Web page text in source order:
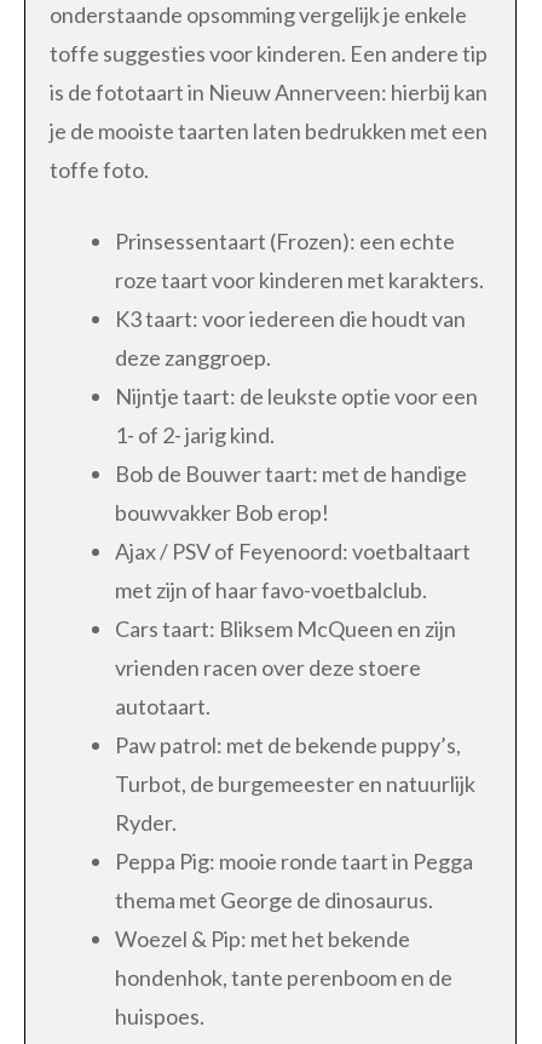
onderstaande opsomming vergelijk je enkele
toffe suggesties voor kinderen. Een andere tip
is de fototaart in Nieuw Annerveen: hierbij kan
je de mooiste taarten laten bedrukken met een
toffe foto.
Prinsessentaart (Frozen): een echte
roze taart voor kinderen met karakters.
K3 taart: voor iedereen die houdt van
deze zanggroep.
Nijntje taart: de leukste optie voor een
1- of 2- jarig kind.
Bob de Bouwer taart: met de handige
bouwvakker Bob erop!
Ajax / PSV of Feyenoord: voetbaltaart
met zijn of haar favo-voetbalclub.
Cars taart: Bliksem McQueen en zijn
vrienden racen over deze stoere
autotaart.
Paw patrol: met de bekende puppy’s,
Turbot, de burgemeester en natuurlijk
Ryder.
Peppa Pig: mooie ronde taart in Pegga
thema met George de dinosaurus.
Woezel & Pip: met het bekende
hondenhok, tante perenboom en de
huispoes.